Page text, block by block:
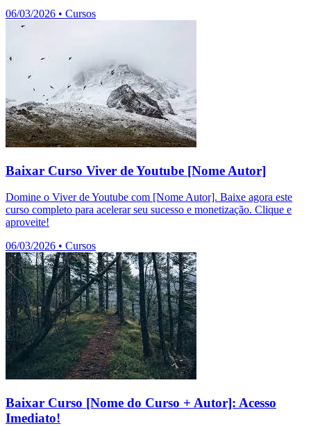
06/03/2026 • Cursos
Baixar Curso Viver de Youtube [Nome Autor]
Domine o Viver de Youtube com [Nome Autor]. Baixe agora este
curso completo para acelerar seu sucesso e monetização. Clique e
aproveite!
06/03/2026 • Cursos
Baixar Curso [Nome do Curso + Autor]: Acesso
Imediato!